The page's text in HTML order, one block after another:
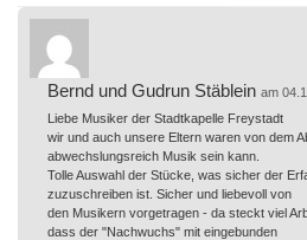
Bernd und Gudrun Stäblein am
Liebe Musiker der Stadtkapelle Freystadt
wir und auch unsere Eltern waren von dem
abwechslungsreich Musik sein kann.
Tolle Auswahl der Stücke, was sicher der
zuzuschreiben ist. Sicher und liebevoll von
den Musikern vorgetragen - da steckt viel
dass der "Nachwuchs" mit eingebunden